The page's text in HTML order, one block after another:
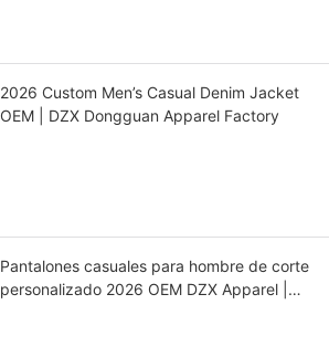
2026 Custom Men’s Casual Denim Jacket
OEM | DZX Dongguan Apparel Factory
Pantalones casuales para hombre de corte
personalizado 2026 OEM DZX Apparel |